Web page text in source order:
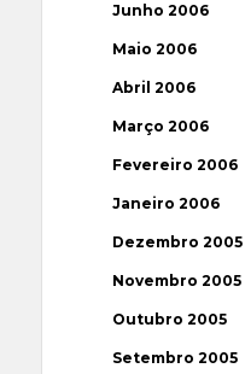
Junho 2006
Maio 2006
Abril 2006
Março 2006
Fevereiro 2006
Janeiro 2006
Dezembro 2005
Novembro 2005
Outubro 2005
Setembro 2005